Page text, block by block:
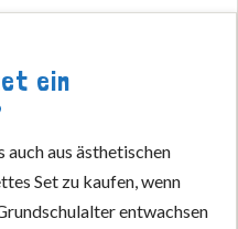
ein
auch aus ästhetischen
Set zu kaufen, wenn
entwachsen